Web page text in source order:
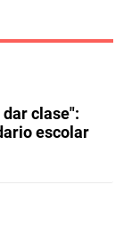
clase":
escolar